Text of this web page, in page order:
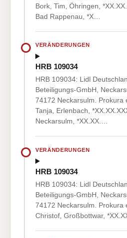
Bork, Tim, Öhringen,
Bad Rappenau, *X…
VERÄNDERUNGEN
HRB 109034
HRB 109034: Lidl
Beteiligungs-GmbH,
74172 Neckarsulm. Prokura
Tanja, Erlenbach,
Neckarsulm, *XX.XX.…
VERÄNDERUNGEN
HRB 109034
HRB 109034: Lidl
Beteiligungs-GmbH,
74172 Neckarsulm. Prokura
Christof, Großbottwar,